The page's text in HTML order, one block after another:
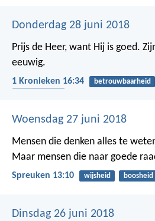
Donderdag 28 juni 2018
Prijs de Heer, want Hij is goed.
eeuwig.
1 Kronieken 16:34 betrouwbaarheid
Woensdag 27 juni 2018
Mensen die denken alles te
Maar mensen die naar goede
Spreuken 13:10 wijsheid boosheid
Dinsdag 26 juni 2018